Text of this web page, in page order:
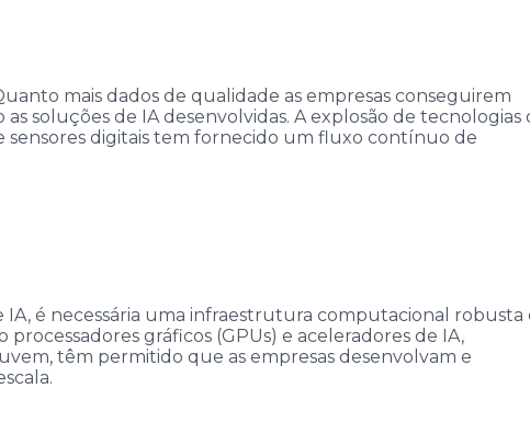
mais dados de qualidade as empresas conseguirem
as soluções de IA desenvolvidas. A explosão de tecnologias
sensores digitais tem fornecido um fluxo contínuo de
IA, é necessária uma infraestrutura computacional robusta
gráficos (GPUs) e aceleradores de IA,
têm permitido que as empresas desenvolvam e